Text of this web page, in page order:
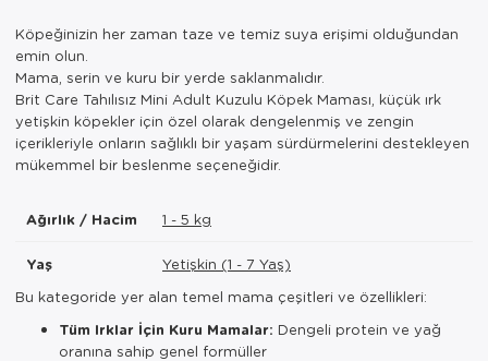
Köpeğinizin her zaman taze ve temiz suya erişimi olduğundan
emin olun.
Mama, serin ve kuru bir yerde saklanmalıdır.
Brit Care Tahılısız Mini Adult Kuzulu Köpek Maması, küçük ırk
yetişkin köpekler için özel olarak dengelenmiş ve zengin
içerikleriyle onların sağlıklı bir yaşam sürdürmelerini destekleyen
mükemmel bir beslenme seçeneğidir.
Ağırlık / Hacim 1 - 5 kg
Yaş
Yetişkin (1 - 7 Yaş)
Bu kategoride yer alan temel mama çeşitleri ve özellikleri:
Tüm Irklar İçin Kuru Mamalar: Dengeli protein ve yağ
oranına sahip genel formüller